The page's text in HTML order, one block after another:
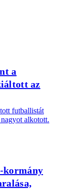
a
az
futballistát
alkotott.
kormány